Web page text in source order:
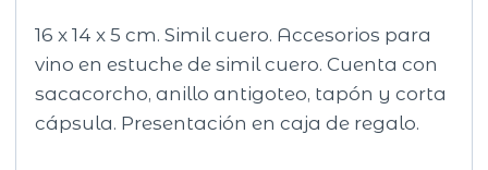
16 x 14 x 5 cm. Simil cuero. Accesorios para
vino en estuche de simil cuero. Cuenta con
sacacorcho, anillo antigoteo, tapón y corta
cápsula. Presentación en caja de regalo.